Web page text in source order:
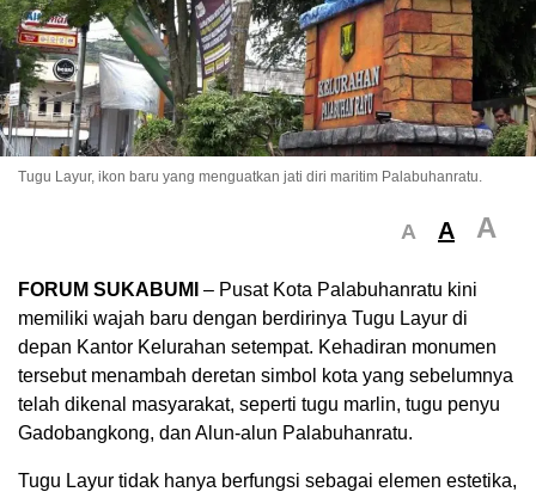
Tugu Layur, ikon baru yang menguatkan jati diri maritim Palabuhanratu.
A A A
FORUM SUKABUMI – Pusat Kota Palabuhanratu kini
memiliki wajah baru dengan berdirinya Tugu Layur di
depan Kantor Kelurahan setempat. Kehadiran monumen
tersebut menambah deretan simbol kota yang sebelumnya
telah dikenal masyarakat, seperti tugu marlin, tugu penyu
Gadobangkong, dan Alun-alun Palabuhanratu.
Tugu Layur tidak hanya berfungsi sebagai elemen estetika,